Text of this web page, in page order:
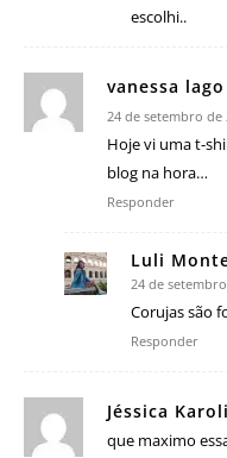
escolhi..
vanessa
24 de setembro de
Hoje vi uma t-
blog na hora…
Responder
Luli
24 de
Corujas são
Responder
Jéssica
que maximo